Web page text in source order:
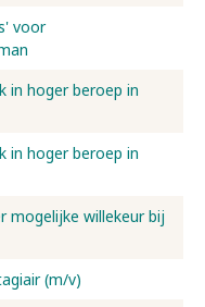
voor
in hoger beroep in
in hoger beroep in
mogelijke willekeur bij
(m/v)